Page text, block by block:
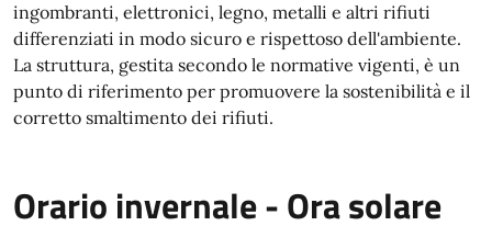
ingombranti, elettronici, legno, metalli e altri rifiuti
differenziati in modo sicuro e rispettoso dell'ambiente.
La struttura, gestita secondo le normative vigenti, è un
punto di riferimento per promuovere la sostenibilità e il
corretto smaltimento dei rifiuti.
Orario invernale - Ora solare